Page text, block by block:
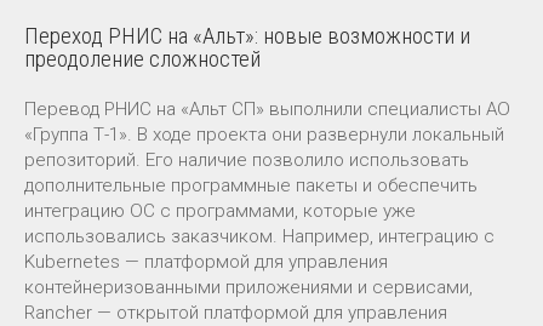
Переход РНИС на «Альт»: новые возможности и
преодоление сложностей
Перевод РНИС на «Альт СП» выполнили специалисты АО
«Группа Т-1». В ходе проекта они развернули локальный
репозиторий. Его наличие позволило использовать
дополнительные программные пакеты и обеспечить
интеграцию ОС с программами, которые уже
использовались заказчиком. Например, интеграцию с
Kubernetes — платформой для управления
контейнеризованными приложениями и сервисами,
Rancher — открытой платформой для управления